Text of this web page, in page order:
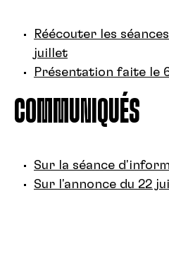
Réécouter les
juillet
Présentation faite le
COMMUNIQUÉS
Sur la séance
Sur l'annonce du 22